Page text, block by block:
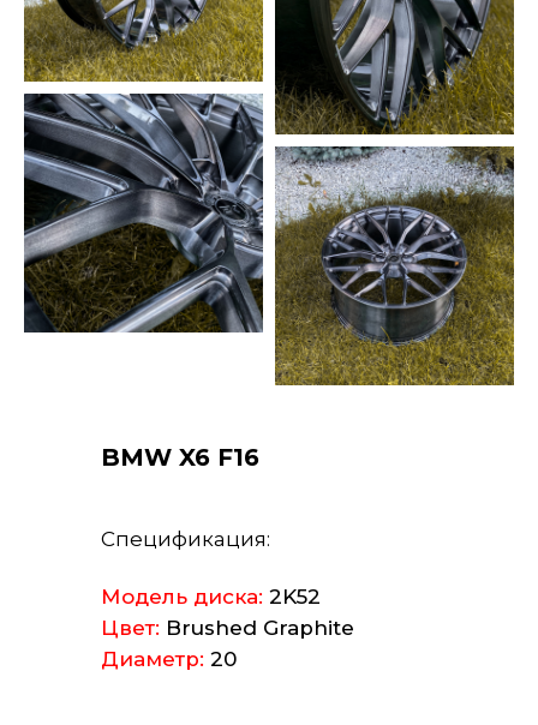
Спецификация:
Модель диска: 2K52
Цвет: Brushed Graphite
Диаметр: 20
BMW X6 F16